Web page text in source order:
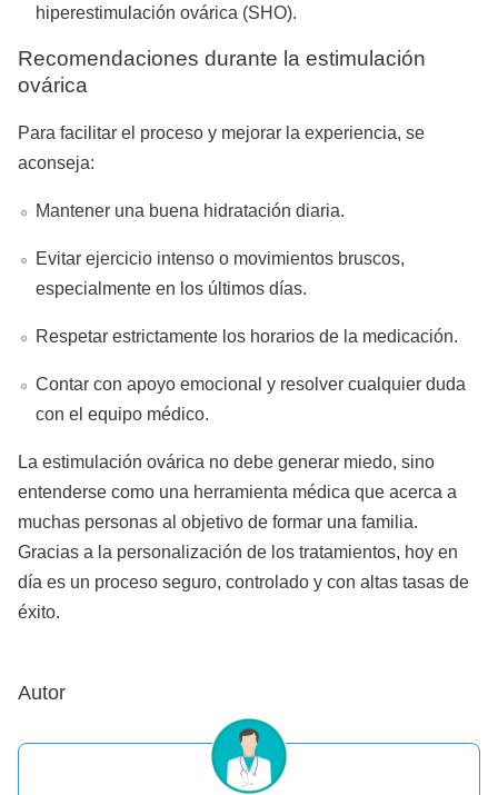
hiperestimulación ovárica (SHO).
Recomendaciones durante la estimulación
ovárica
Para facilitar el proceso y mejorar la experiencia, se
aconseja:
Mantener una buena hidratación diaria.
Evitar ejercicio intenso o movimientos bruscos,
especialmente en los últimos días.
Respetar estrictamente los horarios de la medicación.
Contar con apoyo emocional y resolver cualquier duda
con el equipo médico.
La estimulación ovárica no debe generar miedo, sino
entenderse como una herramienta médica que acerca a
muchas personas al objetivo de formar una familia.
Gracias a la personalización de los tratamientos, hoy en
día es un proceso seguro, controlado y con altas tasas de
éxito.
Autor